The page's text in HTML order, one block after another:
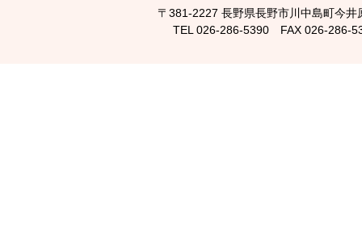
〒381-2227 長野県長野市川中島町今井
TEL 026-286-5390 FAX 026-286-